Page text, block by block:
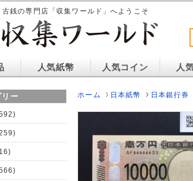
古銭の専門店「収集ワールド」へようこそ
人気紙幣 人気コイン 人
ホーム 日本紙幣 日本銀行券
リー